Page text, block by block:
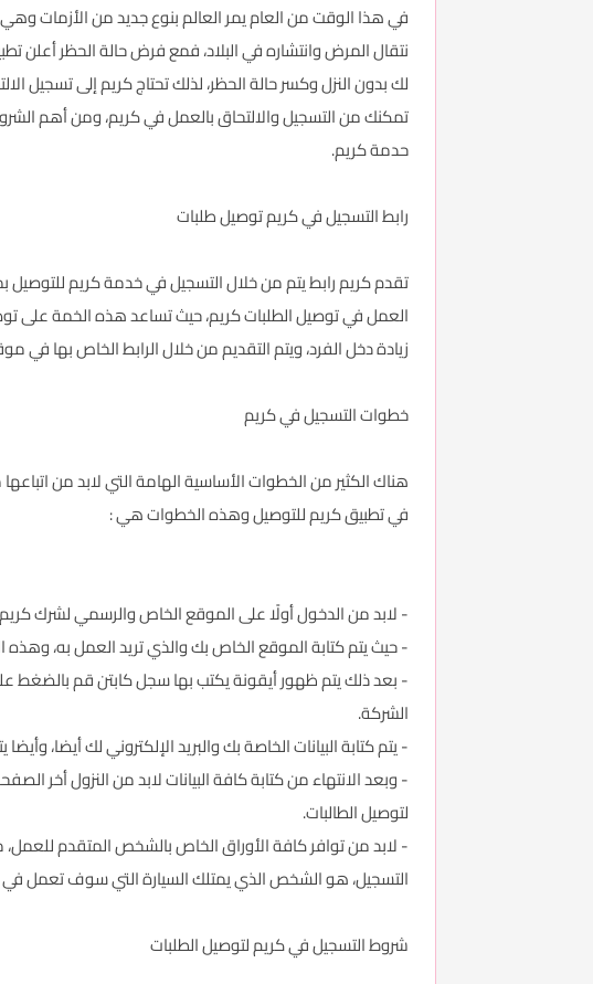
في هذا الوقت من العام يمر العالم بنوع جديد من الأزمات
نتقال المرض وانتشاره في البلاد، فمع فرض حالة الحظر
لك بدون النزل وكسر حالة الحظر، لذلك تحتاج كريم إلى تسجيل
تمكنك من التسجيل والالتحاق بالعمل في كريم، ومن أهم
حدمة كريم.
رابط التسجيل في كريم توصيل طلبات
تقدم كريم رابط يتم من خلال التسجيل في خدمة كريم
العمل في توصيل الطلبات كريم، حيث تساعد هذه الخمة
زيادة دخل الفرد، ويتم التقديم من خلال الرابط الخاص بها في
خطوات التسجيل في كريم
هناك الكثير من الخطوات الأساسية الهامة التي لابد من
في تطبيق كريم للتوصيل وهذه الخطوات هي :
- لابد من الدخول أولًا على الموقع الخاص والرسمي لشرك
- حيث يتم كتابة الموقع الخاص بك والذي تريد العمل به،
- بعد ذلك يتم ظهور أيقونة يكتب بها سجل كابتن قم بالضغط
الشركة.
- يتم كتابة البيانات الخاصة بك والبريد الإلكتروني لك أيضا،
- وبعد الانتهاء من كتابة كافة البيانات لابد من النزول أخر
لتوصيل الطالبات.
- لابد من توافر كافة الأوراق الخاص بالشخص المتقدم
التسجيل، هو الشخص الذي يمتلك السيارة التي سوف تعمل
شروط التسجيل في كريم لتوصيل الطلبات